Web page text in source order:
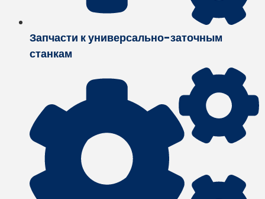
Запчасти к универсально-заточным
станкам